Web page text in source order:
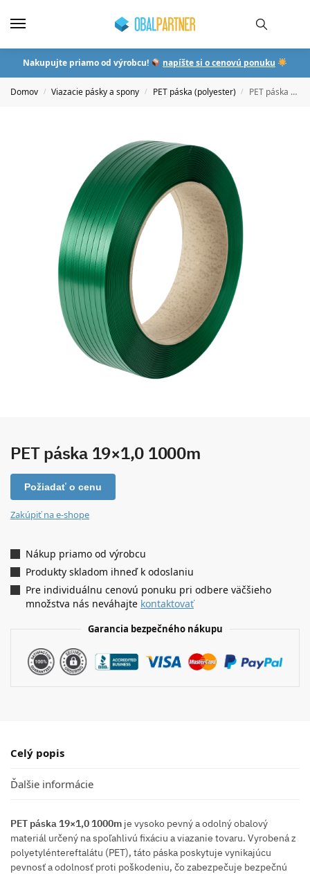
Nakupujte priamo od výrobcu! napíšte si o cenovú ponuku
Domov / Viazacie pásky a spony / PET páska (polyester) / PET páska 19×1,0 1000m
PET páska 19×1,0 1000m
Požiadať o cenu
Zakúpiť na e-shope
Nákup priamo od výrobcu
Produkty skladom ihneď k odoslaniu
Pre individuálnu cenovú ponuku pri odbere väčšieho
množstva nás neváhajte kontaktovať
Garancia bezpečného nákupu
Celý popis
Ďalšie informácie
PET páska 19×1,0 1000m je vysoko pevný a odolný obalový
materiál určený na spoľahlivú fixáciu a viazanie tovaru. Vyrobená z
polyetyléntereftalátu (PET), táto páska poskytuje vynikajúcu
pevnosť a odolnosť proti poškodeniu, čo zabezpečuje bezpečnú